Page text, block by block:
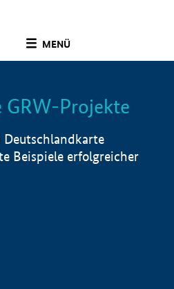
MENÜ
Info
GRW-Projekte
Beispiele erfolgreicher